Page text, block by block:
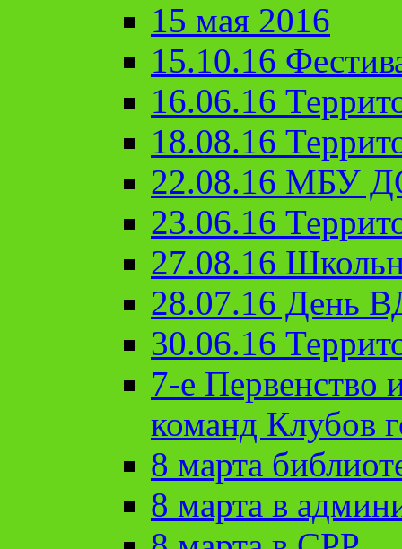
15 мая 2016
15.10.16
16.06.16
18.08.16
22.08.16 МБУ
23.06.16
27.08.16
28.07.16 День
30.06.16
7-е Первенство
команд Клубов
8 марта
8 марта в